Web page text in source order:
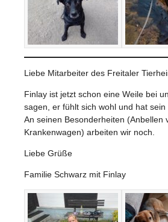
Liebe Mitarbeiter des Freitaler
Finlay ist jetzt schon eine Weile bei
sagen, er fühlt sich wohl und hat sein
An seinen Besonderheiten (Anbellen
Krankenwagen) arbeiten wir noch.
Liebe Grüße
Familie Schwarz mit Finlay